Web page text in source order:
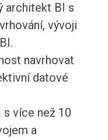
architekt BI s
vývoji
navrhovat
datové
více než 10
a